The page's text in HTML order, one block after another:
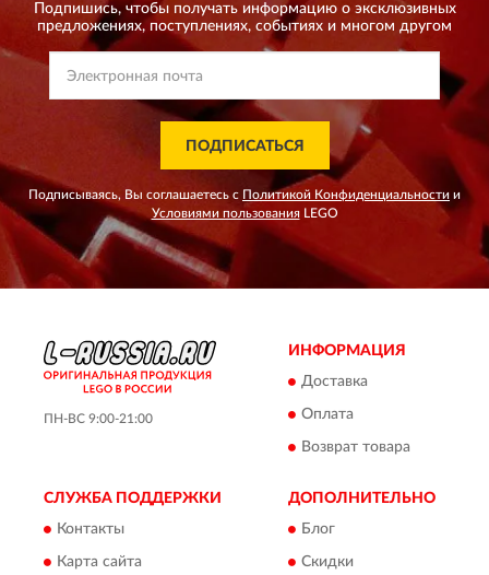
Подпишись, чтобы получать информацию о эксклюзивных
предложениях, поступлениях, событиях и многом другом
ПОДПИСАТЬСЯ
Подписываясь, Вы соглашаетесь с Политикой Конфиденциальности и
Условиями пользованияLEGO
ПН-ВС 9:00-21:00
ИНФОРМАЦИЯ
Доставка
Оплата
Возврат товара
СЛУЖБА ПОДДЕРЖКИ
Контакты
Карта сайта
ДОПОЛНИТЕЛЬНО
Блог
Скидки